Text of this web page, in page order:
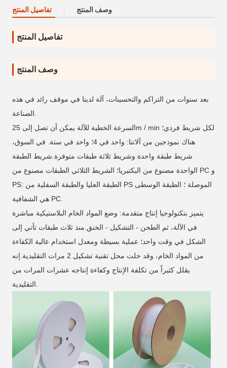
تفاصيل المنتج وصف المنتج
تفاصيل المنتج
وصف المنتج
بعد سنوات من التراكم والتحسينات، آلة لدينا في موقف رائد في هذه
السرعة الخطية للآلة يمكن أن تصل إلى 25m / min لكل شريط فردي؛
هناك نموذجين من آلاتنا: واحد في 4؛ واحد في ستة. في السوق،
شريط طبقة واحدة وشريط ثلاثة طبقات متوفرة.شريط الطبقة
الواحدة مصنوع من البكتيريا؛ الشريط الثلاثي الطبقات مصنوع من PC و
PS: الطبقة العليا والطبقة السفلية من PS الموصلة ؛ الطبقة الوسطى
هي الشفافية PC.
يتميز بتكنولوجيا إنتاج متقدمة: وضع المواد الخام البلاستيكية مباشرة
في الآلة، ثم الطحن - التشكيل - الخنق.منذ ثلاث طبقات تأتي إلى
الشكل في وقت واحد؛ عملية بسيطة ومعدل استخدام عالية الكفاءة
من المواد الخام، وقد حلت محل تقنية تشكيل 2 مرات التقليدية.إنه
يقلل كثيراً من تكلفة الإنتاج وكفاءة إنتاجه عشرات المرات من